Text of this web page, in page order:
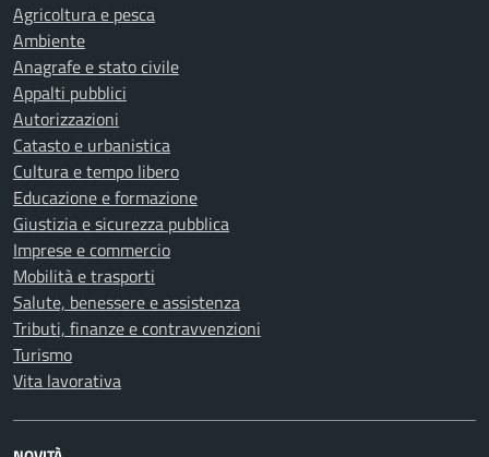
Agricoltura e pesca
Ambiente
Anagrafe e stato civile
Appalti pubblici
Autorizzazioni
Catasto e urbanistica
Cultura e tempo libero
Educazione e formazione
Giustizia e sicurezza pubblica
Imprese e commercio
Mobilità e trasporti
Salute, benessere e assistenza
Tributi, finanze e contravvenzioni
Turismo
Vita lavorativa